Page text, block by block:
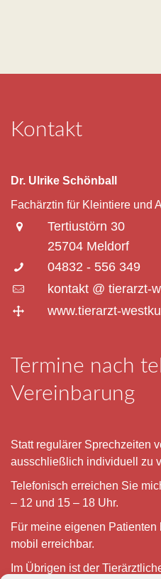
Kontakt
Dr. Ulrike Schönball
Fachärztin für Kleintiere und
Tertiustörn 30
25704 Meldorf
04832 - 556 349
kontakt @ tierarzt-
www.tierarzt-
Termine nach
Vereinbarung
Statt regulärer Sprechzeiten
ausschließlich individuell zu
Telefonisch erreichen Sie
– 12 und 15 – 18 Uhr.
Für meine eigenen
mobil erreichbar.
Im Übrigen ist der